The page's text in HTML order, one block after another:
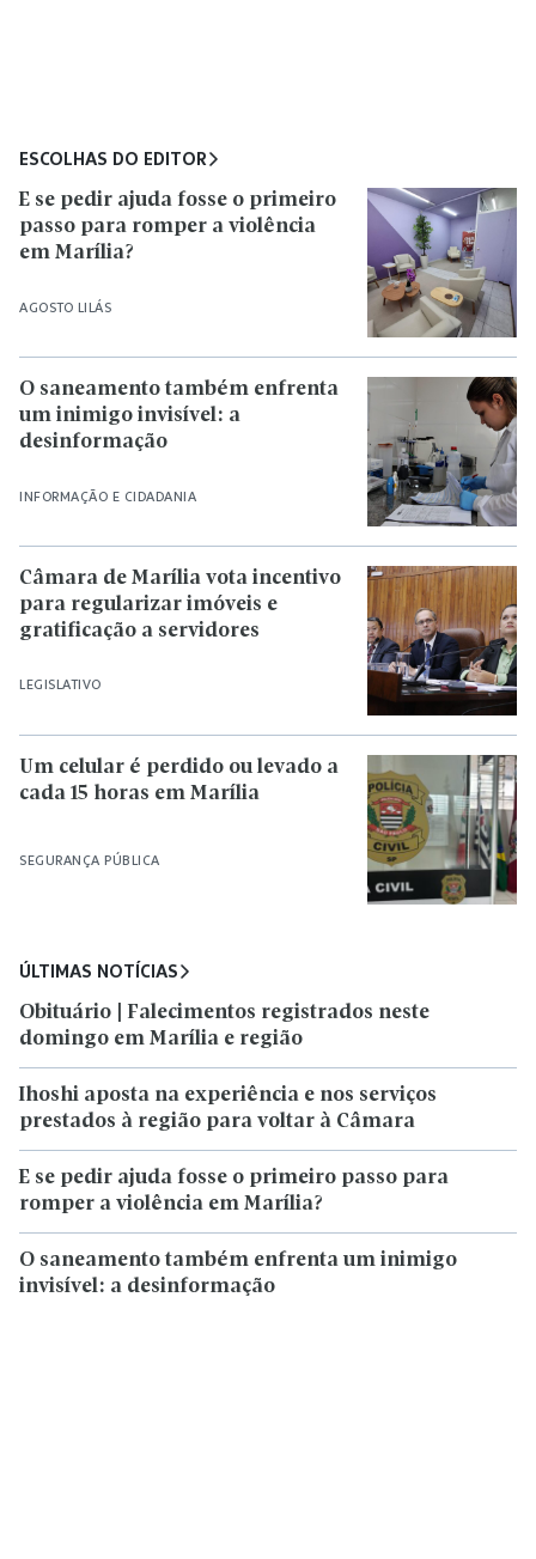
ESCOLHAS DO EDITOR
AGOSTO LILÁS
E se pedir ajuda fosse o primeiro
passo para romper a violência
em Marília?
INFORMAÇÃO E CIDADANIA
O saneamento também enfrenta
um inimigo invisível: a
desinformação
LEGISLATIVO
Câmara de Marília vota incentivo
para regularizar imóveis e
gratificação a servidores
SEGURANÇA PÚBLICA
Um celular é perdido ou levado a
cada 15 horas em Marília
ÚLTIMAS NOTÍCIAS
Obituário | Falecimentos registrados neste
domingo em Marília e região
Ihoshi aposta na experiência e nos serviços
prestados à região para voltar à Câmara
E se pedir ajuda fosse o primeiro passo para
romper a violência em Marília?
O saneamento também enfrenta um inimigo
invisível: a desinformação